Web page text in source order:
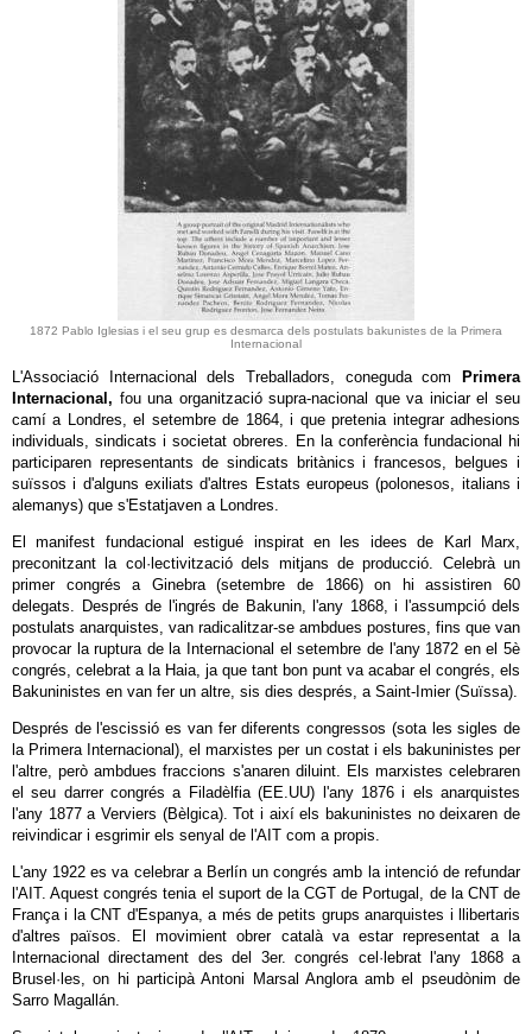
1872 Pablo Iglesias i el seu grup es desmarca dels postulats bakunistes de la Primera
Internacional
L'Associació Internacional dels Treballadors, coneguda com
Primera
Internacional, fou una organització supra-nacional que va iniciar el seu
camí a Londres, el setembre de 1864, i que pretenia integrar adhesions
individuals, sindicats i societat obreres. En la conferència fundacional hi
participaren representants de sindicats britànics i francesos, belgues i
suïssos i d'alguns exiliats d'altres Estats europeus (polonesos, italians i
alemanys) que s'Estatjaven a Londres.
El manifest fundacional estigué inspirat en les idees de Karl Marx,
preconitzant la col·lectivització dels mitjans de producció. Celebrà un
primer congrés a Ginebra (setembre de 1866) on hi assistiren 60
delegats. Després de l'ingrés de Bakunin, l'any 1868, i l'assumpció dels
postulats anarquistes, van radicalitzar-se ambdues postures, fins que van
provocar la ruptura de la Internacional el setembre de l'any 1872 en el 5è
congrés, celebrat a la Haia, ja que tant bon punt va acabar el congrés, els
Bakuninistes en van fer un altre, sis dies després, a Saint-Imier (Suïssa).
Després de l'escissió es van fer diferents congressos (sota les sigles de
la Primera Internacional), el marxistes per un costat i els bakuninistes per
l'altre, però ambdues fraccions s'anaren diluint. Els marxistes celebraren
el seu darrer congrés a Filadèlfia (EE.UU) l'any 1876 i els anarquistes
l'any 1877 a Verviers (Bèlgica). Tot i així els bakuninistes no deixaren de
reivindicar i esgrimir els senyal de l'AIT com a propis.
L'any 1922 es va celebrar a Berlín un congrés amb la intenció de refundar
l'AIT. Aquest congrés tenia el suport de la CGT de Portugal, de la CNT de
França i la CNT d'Espanya, a més de petits grups anarquistes i llibertaris
d'altres països. El movimient obrer català va estar representat a la
Internacional directament des del 3er. congrés cel·lebrat l'any 1868 a
Brusel·les, on hi participà Antoni Marsal Anglora amb el pseudònim de
Sarro Magallán.